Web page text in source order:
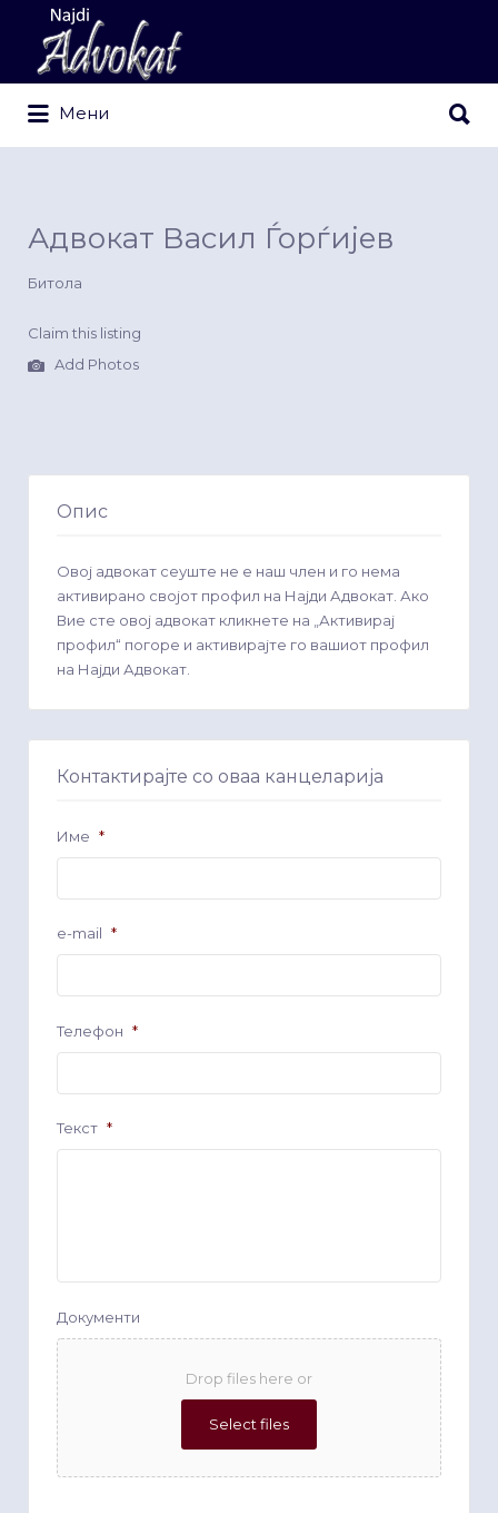
Search
for:
Мени
for:
Адвокат Васил Ѓорѓијев
Битола
Claim this listing
Add Photos
Опис
Овој адвокат сеуште не е наш член и го нема
активирано својот профил на Најди Адвокат. Ако
Вие сте овој адвокат кликнете на „Активирај
профил“ погоре и активирајте го вашиот профил
на Најди Адвокат.
Контактирајте со оваа канцеларија
Име *
e-mail *
Телефон *
Текст *
Документи
Drop files here or
Select files